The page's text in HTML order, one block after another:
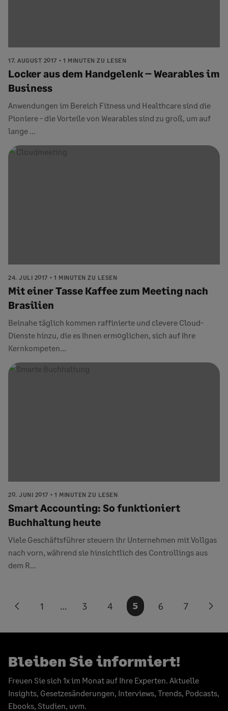
17. AUGUST 2017 1 MINUTEN ZU LESEN
Locker aus dem Handgelenk – Wearables im
Business
Anwendungen im Bereich Fitness und Healthcare sind die
Pioniere - die Vorteile von Wearables sind zu groß, um auf
lange ...
24. JULI 2017 1 MINUTEN ZU LESEN
Mit einer Tasse Kaffee zum Meeting nach
Brasilien
Beinahe täglich kommen raffinierte und clevere Cloud-
Dienste hinzu, die es Ihnen ermöglichen, sich auf Ihre
Kernkompeten...
20. JUNI 2017 1 MINUTEN ZU LESEN
Smart Accounting: So funktioniert
Buchhaltung heute
Viele Geschäftsführer steuern ihr Unternehmen mit Vollgas
nach vorn, während sie hinsichtlich des Controllings aus
dem R...
Seitennummerierung
Beiträge
Previous
1 … 3 4 5 6 7
Bleiben Sie informiert!
Freuen Sie sich 1x im Monat auf Ihre Experten. Aktuelle
Insights, Gesetzesänderungen, Interviews, Trends, Podcasts,
Ebooks, Studien, uvm.